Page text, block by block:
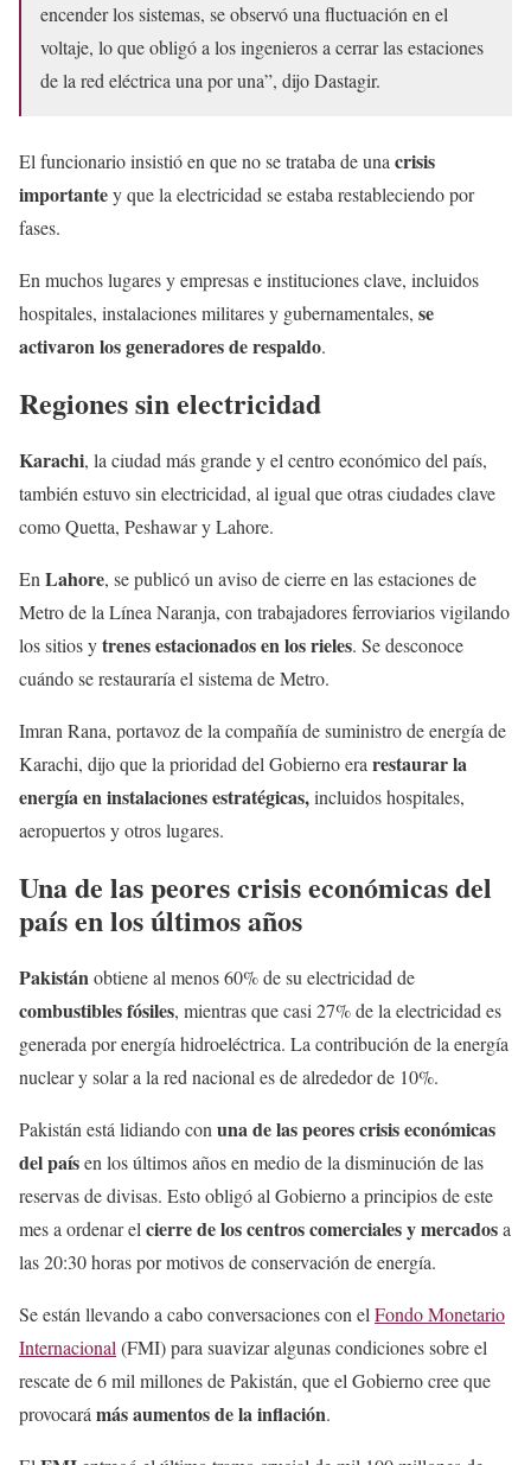
encender los sistemas, se observó una fluctuación en el
voltaje, lo que obligó a los ingenieros a cerrar las estaciones
de la red eléctrica ​​una por una”, dijo Dastagir.
El funcionario insistió en que no se trataba de una crisis
importantey que la electricidad se estaba restableciendo por
fases.
En muchos lugares y empresas e instituciones clave, incluidos
hospitales, instalaciones militares y gubernamentales, se
activaron los generadores de respaldo.
Regiones sin electricidad
Karachi, la ciudad más grande y el centro económico del país,
también estuvo sin electricidad, al igual que otras ciudades clave
como Quetta, Peshawar y Lahore.
En Lahore, se publicó un aviso de cierre en las estaciones de
Metro de la Línea Naranja, con trabajadores ferroviarios vigilando
los sitios ytrenes estacionados en los rieles. Se desconoce
cuándo se restauraría el sistema de Metro.
Imran Rana, portavoz de la compañía de suministro de energía de
Karachi, dijo que la prioridad del Gobierno era restaurar la
energía en instalaciones estratégicas,incluidos hospitales,
aeropuertos y otros lugares.
Una de las peores crisis económicas del
país en los últimos años
Pakistánobtiene al menos 60% de su electricidad de
combustibles fósiles, mientras que casi 27% de la electricidad es
generada por energía hidroeléctrica. La contribución de la energía
nuclear y solar a la red nacional es de alrededor de 10%.
Pakistán está lidiando con una de las peores crisis económicas
del paísen los últimos años en medio de la disminución de las
reservas de divisas. Esto obligó al Gobierno a principios de este
mes a ordenar el cierre de los centros comerciales y mercadosa
las 20:30 horas por motivos de conservación de energía.
Se están llevando a cabo conversaciones con el Fondo Monetario
Internacional (FMI) para suavizar algunas condiciones sobre el
rescate de 6 mil millones de Pakistán, que el Gobierno cree que
provocará más aumentos de la inflación.